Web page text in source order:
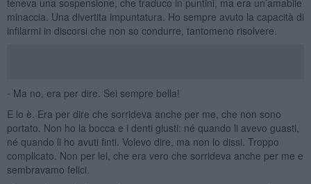
minaccia. Una divertita impuntatura. Ho sempre avuto la capacità di
infilarmi in discorsi che non so condurre, tantomeno risolvere.
⁃ Ma no, era per dire. Sei sempre bella!
E lo è. Era per dire che sorrideva anche per me, che non sono
portato. Non ho la bocca e i denti giusti: né quando li avevo guasti,
né quando li ho avuti finti. Volevo dire, ma non lo dissi. Troppo
complicato. Non per lei, che era vero che sorrideva anche per me e
sembravamo felici.